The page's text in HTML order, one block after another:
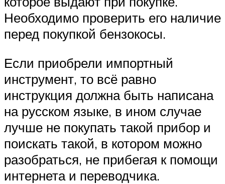
Необходимо проверить его наличие
перед покупкой бензокосы.
Если приобрели импортный
инструмент, то всё равно
инструкция должна быть написана
на русском языке, в ином случае
лучше не покупать такой прибор и
поискать такой, в котором можно
разобраться, не прибегая к помощи
интернета и переводчика.